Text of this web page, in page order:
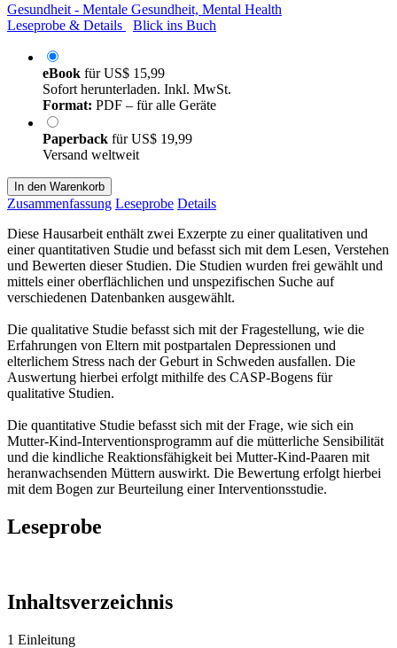
Gesundheit - Mentale Gesundheit, Mental Health
Leseprobe & Details
Blick ins Buch
eBook fürUS$ 15,99
Sofort herunterladen. Inkl. MwSt.
Format: PDF – für alle Geräte
Paperback fürUS$ 19,99
Versand weltweit
In den Warenkorb
Zusammenfassung Leseprobe Details
Diese Hausarbeit enthält zwei Exzerpte zu einer qualitativen und
einer quantitativen Studie und befasst sich mit dem Lesen, Verstehen
und Bewerten dieser Studien. Die Studien wurden frei gewählt und
mittels einer oberflächlichen und unspezifischen Suche auf
verschiedenen Datenbanken ausgewählt.
Die qualitative Studie befasst sich mit der Fragestellung, wie die
Erfahrungen von Eltern mit postpartalen Depressionen und
elterlichem Stress nach der Geburt in Schweden ausfallen. Die
Auswertung hierbei erfolgt mithilfe des CASP-Bogens für
qualitative Studien.
Die quantitative Studie befasst sich mit der Frage, wie sich ein
Mutter-Kind-Interventionsprogramm auf die mütterliche Sensibilität
und die kindliche Reaktionsfähigkeit bei Mutter-Kind-Paaren mit
heranwachsenden Müttern auswirkt. Die Bewertung erfolgt hierbei
mit dem Bogen zur Beurteilung einer Interventionsstudie.
Leseprobe
Inhaltsverzeichnis
1 Einleitung